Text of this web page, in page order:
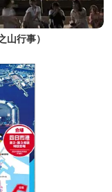
行事）